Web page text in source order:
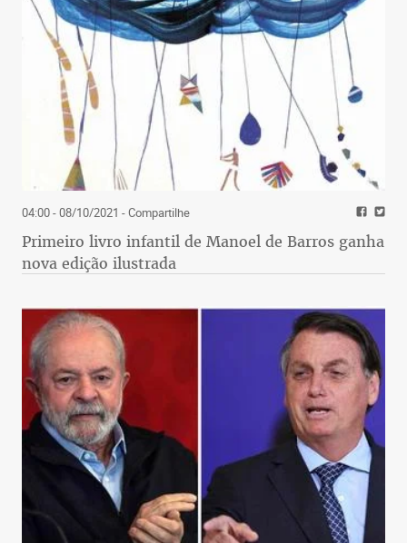
04:00 - 08/10/2021 - Compartilhe
Primeiro livro infantil de Manoel de Barros ganha
nova edição ilustrada